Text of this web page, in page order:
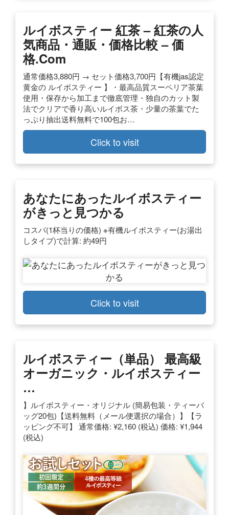
ルイボスティー 紅茶 – 紅茶の人
気商品・通販・価格比較 – 価
格.com
通常価格3,880円 → セット価格3,700円【有機jas認定
黄金の ルイボスティー 】・最高品質スーペリア茶葉
使用・保存から加工まで徹底管理・独自のカット製
法でクリアで香り高いルイボス茶・少量の茶葉でた
っぷり抽出送料無料で100包お…
Click to visit
あなたにあったルイボスティー
がきっと見つかる
コスパ(1杯当りの価格) ※有機ルイボスティー(お湯出
しタイプ)で計算: 約49円
Click to visit
ルイボスティー（単品） 最高級
オーガニック・ルイボスティー
…
】ルイボスティー・オリジナル (簡易包装・ティーバ
ッグ20包)【送料無料（メール便選択の場合）】【ラ
ッピング不可】 通常価格: ¥2,160 (税込) 価格: ¥1,944
(税込)